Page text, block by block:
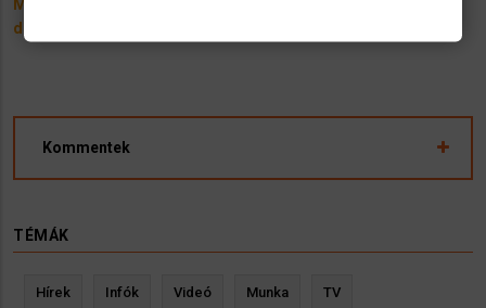
Megnőtt a magyar benzin és
dízel jövedéki adója is!
Üzemanyagárak októberben
Kommentek
TÉMÁK
Hírek Infók Videó Munka TV